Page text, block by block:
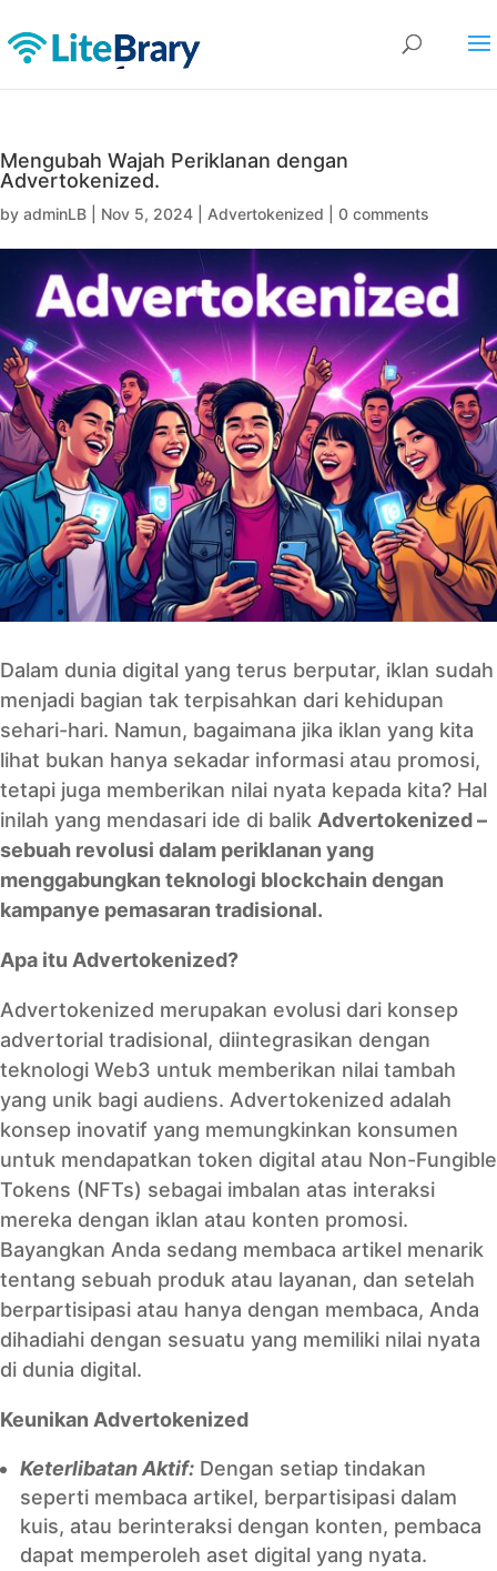
Mengubah Wajah Periklanan dengan
Advertokenized.
by adminLB Nov 5, 2024 Advertokenized 0 comments
Dalam dunia digital yang terus berputar, iklan sudah
menjadi bagian tak terpisahkan dari kehidupan
sehari-hari. Namun, bagaimana jika iklan yang kita
lihat bukan hanya sekadar informasi atau promosi,
tetapi juga memberikan nilai nyata kepada kita? Hal
inilah yang mendasari ide di balik Advertokenized –
sebuah revolusi dalam periklanan yang
menggabungkan teknologi blockchain dengan
kampanye pemasaran tradisional.
Apa itu Advertokenized?
Advertokenized merupakan evolusi dari konsep
advertorial tradisional, diintegrasikan dengan
teknologi Web3 untuk memberikan nilai tambah
yang unik bagi audiens. Advertokenized adalah
konsep inovatif yang memungkinkan konsumen
untuk mendapatkan token digital atau Non-Fungible
Tokens (NFTs) sebagai imbalan atas interaksi
mereka dengan iklan atau konten promosi.
Bayangkan Anda sedang membaca artikel menarik
tentang sebuah produk atau layanan, dan setelah
berpartisipasi atau hanya dengan membaca, Anda
dihadiahi dengan sesuatu yang memiliki nilai nyata
di dunia digital.
Keunikan Advertokenized
Keterlibatan Aktif: Dengan setiap tindakan
seperti membaca artikel, berpartisipasi dalam
kuis, atau berinteraksi dengan konten, pembaca
dapat memperoleh aset digital yang nyata.